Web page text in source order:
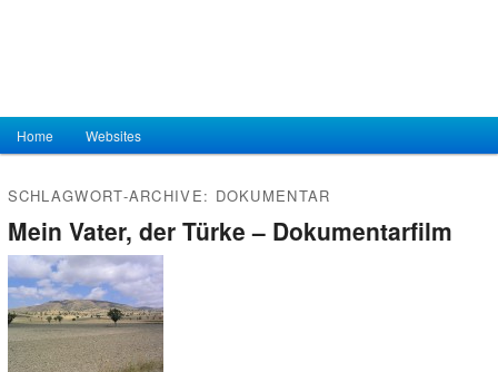
Hauptmenü
Zum Inhalt wechseln
Zum sekundären Inhalt wechseln
Home Websites
SCHLAGWORT-ARCHIVE: DOKUMENTAR
Mein Vater, der Türke – Dokumentarfilm